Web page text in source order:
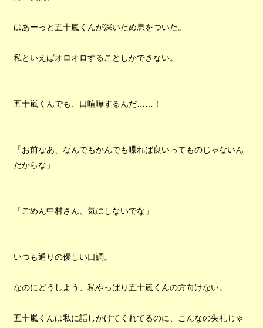
はあーっと五十嵐くんが深いため息をついた。
私といえばオロオロすることしかできない。
五十嵐くんでも、口喧嘩するんだ……！
「お前なあ、なんでもかんでも喋れば良いってものじゃないん
だからな」
「ごめん中村さん、気にしないでな」
いつも通りの優しい口調。
なのにどうしよう、私やっぱり五十嵐くんの方向けない。
五十嵐くんは私に話しかけてくれてるのに、こんなの失礼じゃ